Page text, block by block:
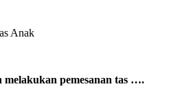
melakukan pemesanan tas ….